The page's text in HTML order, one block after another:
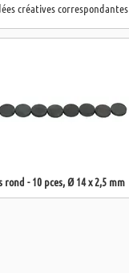
créatives correspondantes
rond - 10 pces, Ø 14 x 2,5 mm